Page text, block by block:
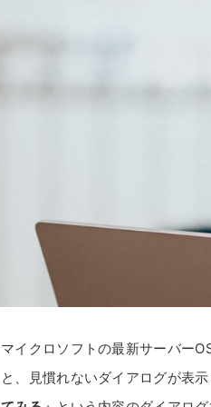
マイクロソフトの最新サーバー
と、見慣れないダイアログが表示